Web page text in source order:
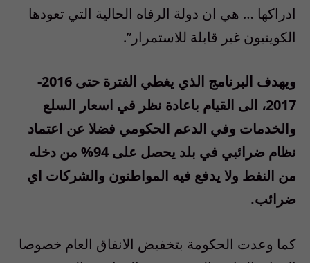
ادراكها … هي ان دولة الرفاه الحالية التي تعودها
الكويتيون غير قابلة للاستمرار”.
ويهدف البرنامج الذي يغطي الفترة حتى 2016-
2017، الى القيام باعادة نظر في اسعار السلع
والخدمات وفي الدعم الحكومي فضلا عن اعتماد
نظام ضرائبي في بلد يحصل على 94% من دخله
من النفط ولا يدفع فيه المواطنون والشركات اي
ضرائب.
كما وعدت الحكومة بتخفيض الانفاق العام خصوصا